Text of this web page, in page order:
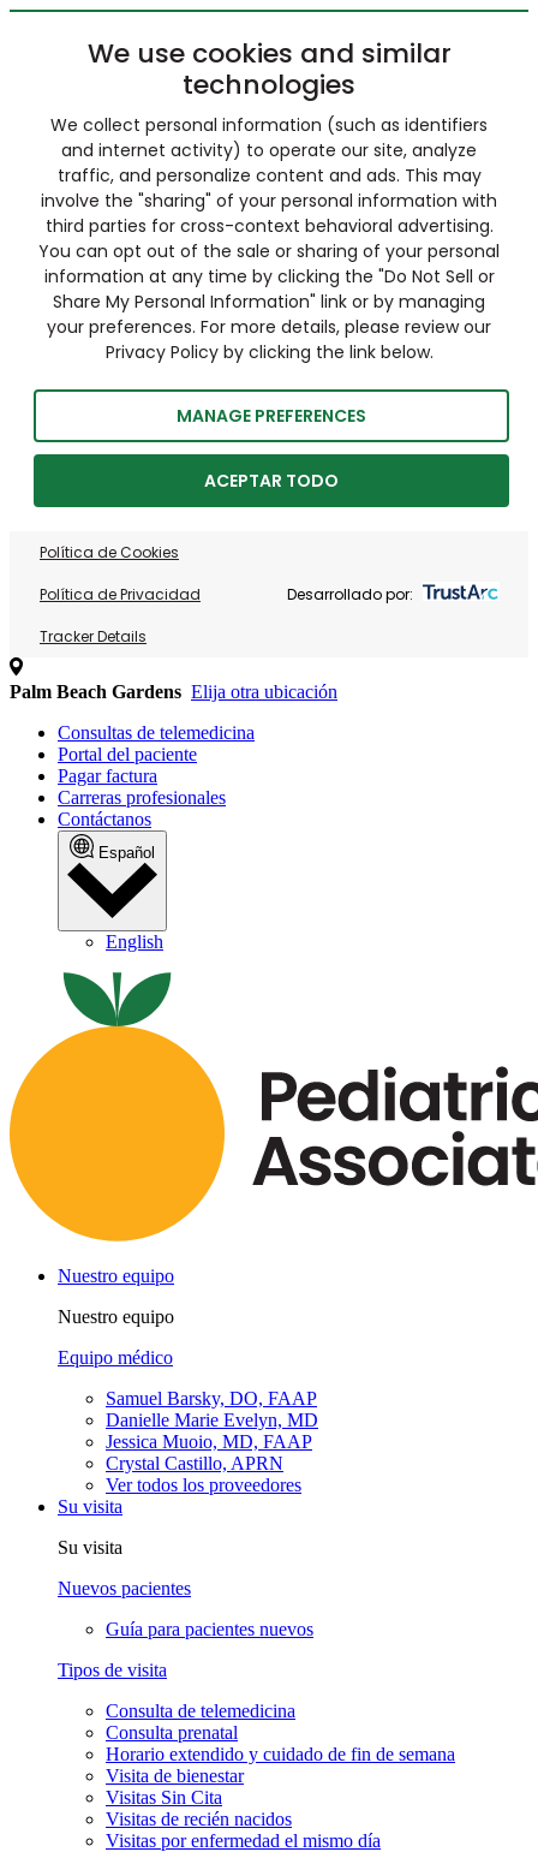
We use cookies and similar
technologies
We collect personal information (such as identifiers
and internet activity) to operate our site, analyze
traffic, and personalize content and ads. This may
involve the "sharing" of your personal information with
third parties for cross-context behavioral advertising.
You can opt out of the sale or sharing of your personal
information at any time by clicking the "Do Not Sell or
Share My Personal Information" link or by managing
your preferences. For more details, please review our
Privacy Policy by clicking the link below.
MANAGE PREFERENCES
ACEPTAR TODO
Política de Cookies
Política de Privacidad
Tracker Details
Desarrollado por:
Palm Beach Gardens Elija otra ubicación
Consultas de telemedicina
Portal del paciente
Pagar factura
Carreras profesionales
Contáctanos
Español
English
Nuestro equipo
Nuestro equipo
Equipo médico
Samuel Barsky, DO, FAAP
Danielle Marie Evelyn, MD
Jessica Muoio, MD, FAAP
Crystal Castillo, APRN
Ver todos los proveedores
Su visita
Su visita
Nuevos pacientes
Guía para pacientes nuevos
Tipos de visita
Consulta de telemedicina
Consulta prenatal
Horario extendido y cuidado de fin de semana
Visita de bienestar
Visitas Sin Cita
Visitas de recién nacidos
Visitas por enfermedad el mismo día